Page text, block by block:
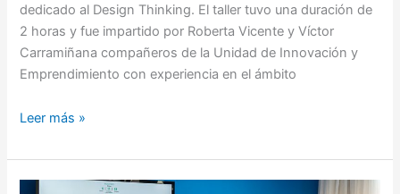
dedicado al Design Thinking. El taller tuvo una duración de
2 horas y fue impartido por Roberta Vicente y Víctor
Carramiñana compañeros de la Unidad de Innovación y
Emprendimiento con experiencia en el ámbito
Leer más »